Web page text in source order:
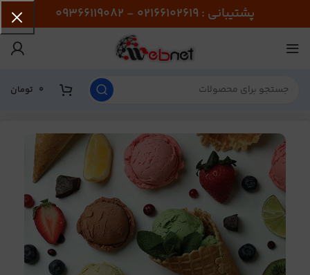
پشتیبانی : 02166102619 - 09366119082
0 تومان